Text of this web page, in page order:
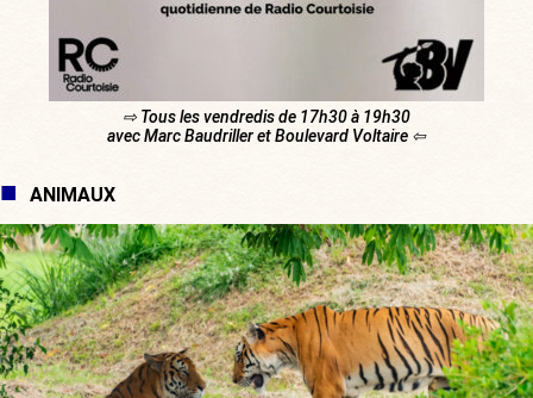
⇨ Tous les vendredis de 17h30 à 19h30
avec Marc Baudriller et Boulevard Voltaire ⇦
ANIMAUX